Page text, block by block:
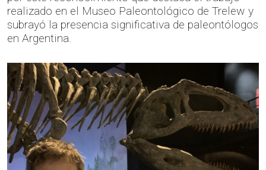
realizado en el Museo Paleontológico de Trelew y
subrayó la presencia significativa de paleontólogos
en Argentina.